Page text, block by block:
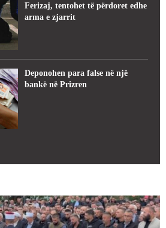
Ferizaj, tentohet të përdoret edhe
arma e zjarrit
Deponohen para false në një
bankë në Prizren